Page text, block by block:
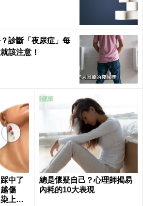
診斷「夜尿症」每
該注意！
中了
傷
上
總是懷疑自己？心理師揭易
內耗的10大表現